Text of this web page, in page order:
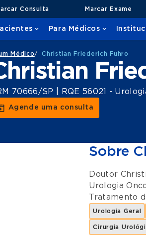
Consulta Marcar Exame
Para Médicos
Médico/ Christian Friederich Fuhro
70666/SP | RQE 56021 -
Agende uma consulta
Sobre
Doutor
Urologia
Tratamento
Urologia Geral
Cirurgia